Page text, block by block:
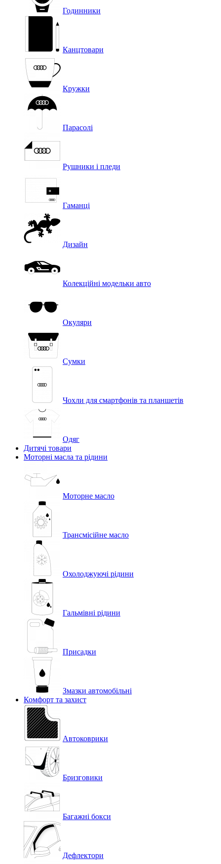
Годинники
Канцтовари
Кружки
Парасолі
Рушники і пледи
Гаманці
Дизайн
Колекційні модельки авто
Окуляри
Сумки
Чохли для смартфонів та планшетів
Одяг
Дитячі товари
Моторні масла та рідини
Моторне масло
Трансмісійне масло
Охолоджуючі рідини
Гальмівні рідини
Присадки
Змазки автомобільні
Комфорт та захист
Автоковрики
Бризговики
Багажні бокси
Дефлектори